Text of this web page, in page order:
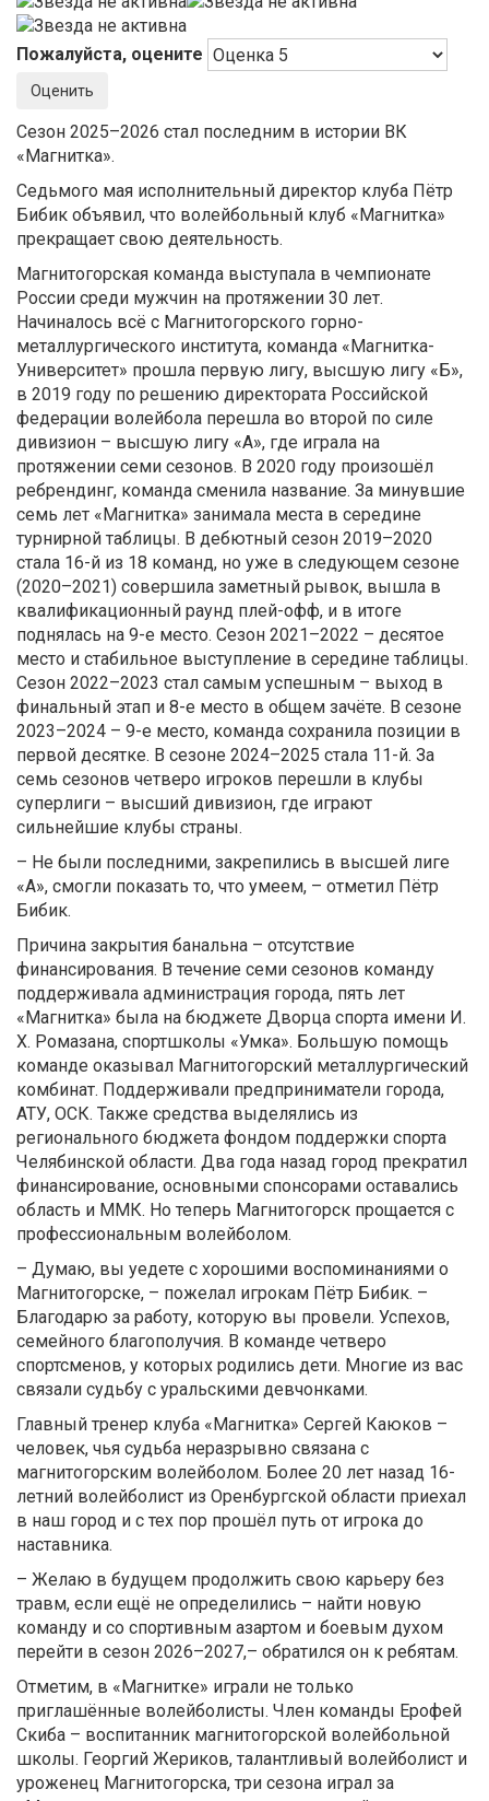
Пожалуйста, оцените
Сезон 2025–2026 стал последним в истории ВК
«Магнитка».
Седьмого мая исполнительный директор клуба Пётр
Бибик объявил, что волейбольный клуб «Магнитка»
прекращает свою деятельность.
Магнитогорская команда выступала в чемпионате
России среди мужчин на протяжении 30 лет.
Начиналось всё с Магнитогорского горно-
металлургического института, команда «Магнитка-
Университет» прошла первую лигу, высшую лигу «Б»,
в 2019 году по решению директората Российской
федерации волейбола перешла во второй по силе
дивизион – высшую лигу «А», где играла на
протяжении семи сезонов. В 2020 году произошёл
ребрендинг, команда сменила название. За минувшие
семь лет «Магнитка» занимала места в середине
турнирной таблицы. В дебютный сезон 2019–2020
стала 16-й из 18 команд, но уже в следующем сезоне
(2020–2021) совершила заметный рывок, вышла в
квалификационный раунд плей-офф, и в итоге
поднялась на 9-е место. Сезон 2021–2022 – десятое
место и стабильное выступление в середине таблицы.
Сезон 2022–2023 стал самым успешным – выход в
финальный этап и 8-е место в общем зачёте. В сезоне
2023–2024 – 9-е место, команда сохранила позиции в
первой десятке. В сезоне 2024–2025 стала 11-й. За
семь сезонов четверо игроков перешли в клубы
суперлиги – высший дивизион, где играют
сильнейшие клубы страны.
– Не были последними, закрепились в высшей лиге
«А», смогли показать то, что умеем, – отметил Пётр
Бибик.
Причина закрытия банальна – отсутствие
финансирования. В течение семи сезонов команду
поддерживала администрация города, пять лет
«Магнитка» была на бюджете Дворца спорта имени И.
Х. Ромазана, спортшколы «Умка». Большую помощь
команде оказывал Магнитогорский металлургический
комбинат. Поддерживали предприниматели города,
АТУ, ОСК. Также средства выделялись из
регионального бюджета фондом поддержки спорта
Челябинской области. Два года назад город прекратил
финансирование, основными спонсорами оставались
область и ММК. Но теперь Магнитогорск прощается с
профессиональным волейболом.
– Думаю, вы уедете с хорошими воспоминаниями о
Магнитогорске, – пожелал игрокам Пётр Бибик. –
Благодарю за работу, которую вы провели. Успехов,
семейного благополучия. В команде четверо
спортсменов, у которых родились дети. Многие из вас
связали судьбу с уральскими девчонками.
Главный тренер клуба «Магнитка» Сергей Каюков –
человек, чья судьба неразрывно связана с
магнитогорским волейболом. Более 20 лет назад 16-
летний волейболист из Оренбургской области приехал
в наш город и с тех пор прошёл путь от игрока до
наставника.
– Желаю в будущем продолжить свою карьеру без
травм, если ещё не определились – найти новую
команду и со спортивным азартом и боевым духом
перейти в сезон 2026–2027,– обратился он к ребятам.
Отметим, в «Магнитке» играли не только
приглашённые волейболисты. Член команды Ерофей
Скиба – воспитанник магнитогорской волейбольной
школы. Георгий Жериков, талантливый волейболист и
уроженец Магнитогорска, три сезона играл за